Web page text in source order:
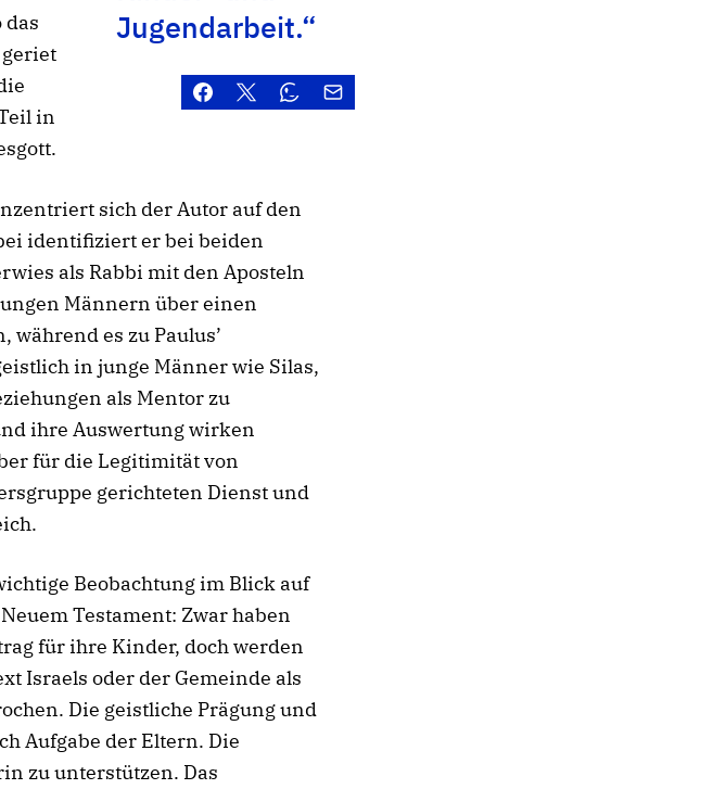
Jugendarbeit.“
das
in
sich der Autor auf den
identifiziert er bei beiden
als Rabbi mit den Aposteln
Männern über einen
es zu Paulus’
in junge Männer wie Silas,
als Mentor zu
ihre Auswertung wirken
für die Legitimität von
gerichteten Dienst und
Beobachtung im Blick auf
Testament: Zwar haben
für ihre Kinder, doch werden
Israels oder der Gemeinde als
Die geistliche Prägung und
Aufgabe der Eltern. Die
zu unterstützen. Das